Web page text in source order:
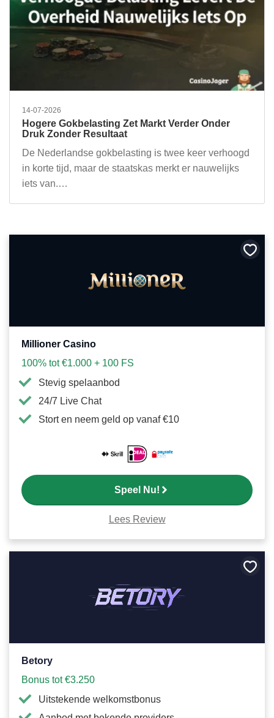
14-07-2026
Hogere Gokbelasting Zet Markt Verder Onder
Druk Zonder Resultaat
De Nederlandse gokbelasting is twee keer verhoogd
in korte tijd, maar de staatskas merkt er nauwelijks
iets van.…
Millioner Casino
100% tot €1.000 + 100 FS
Stevig spelaanbod
24/7 Live Chat
Stort en neem geld op vanaf €10
Speel Nu!
Lees Review
Betory
Bonus tot €3.250
Uitstekende welkomstbonus